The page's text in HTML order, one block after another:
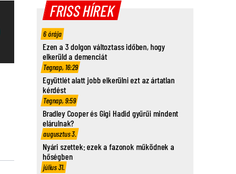
FRISS HÍREK
6 órája
Ezen a 3 dolgon változtass időben, hogy
elkerüld a demenciát
Tegnap, 16:29
Együttlét alatt jobb elkerülni ezt az ártatlan
kérdést
Tegnap, 9:59
Bradley Cooper és Gigi Hadid gyűrűi mindent
elárulnak?
augusztus 3.
Nyári szettek: ezek a fazonok működnek a
hőségben
július 31.